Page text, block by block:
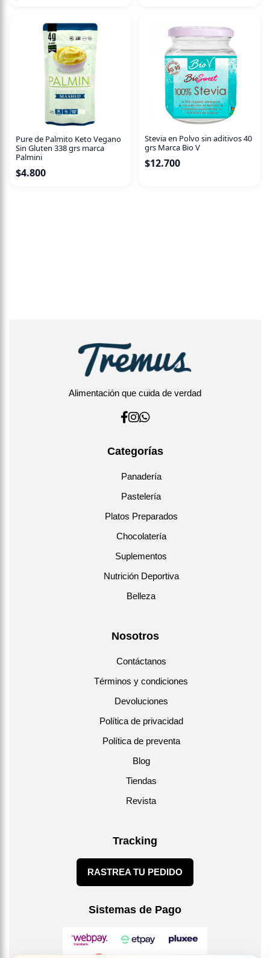
Pure de Palmito Keto Vegano
Sin Gluten 338 grs marca
Palmini
$4.800
Stevia en Polvo sin aditivos 40
grs Marca Bio V
$12.700
Alimentación que cuida de verdad
Categorías
Panadería
Pastelería
Platos Preparados
Chocolatería
Suplementos
Nutrición Deportiva
Belleza
Nosotros
Contáctanos
Términos y condiciones
Devoluciones
Política de privacidad
Política de preventa
Blog
Tiendas
Revista
Tracking
RASTREA TU PEDIDO
Sistemas de Pago